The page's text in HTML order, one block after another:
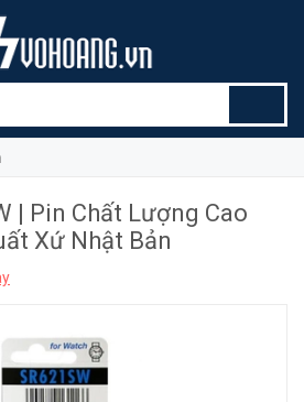
| Pin Chất Lượng Cao
Xứ Nhật Bản